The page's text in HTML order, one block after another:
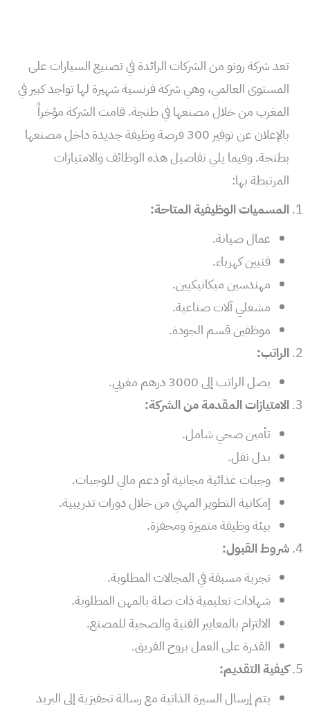
تعد شركة رونو من الشركات الرائدة في تصنيع السيارات على
المستوى العالمي، وهي شركة فرنسية شهيرة لها تواجد كبير في
المغرب من خلال مصنعها في طنجة. قامت الشركة مؤخراً
بالإعلان عن توفير 300 فرصة وظيفة جديدة داخل مصنعها
بطنجة. وفيما يلي تفاصيل هذه الوظائف والامتيازات
المرتبطة بها:
المسميات الوظيفية المتاحة:
عمال صيانة.
فنيين كهرباء.
مهندسين ميكانيكيين.
مشغلي آلات صناعية.
موظفين قسم الجودة.
الراتب:
يصل الراتب إلى 3000 درهم مغربي.
الامتيازات المقدمة من الشركة:
تأمين صحي شامل.
بدل نقل.
وجبات غذائية مجانية أو دعم مالي للوجبات.
إمكانية التطوير المهني من خلال دورات تدريبية.
بيئة وظيفة متميزة ومحفزة.
شروط القبول:
تجربة مسبقة في المجالات المطلوبة.
شهادات تعليمية ذات صلة بالمهن المطلوبة.
الالتزام بالمعايير الفنية والصحية للمصنع.
القدرة على العمل بروح الفريق.
كيفية التقديم:
يتم إرسال السيرة الذاتية مع رسالة تحفيزية إلى البريد